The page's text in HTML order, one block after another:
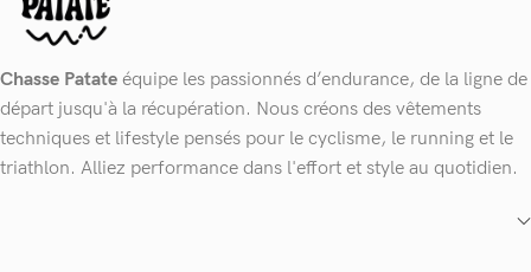
Chasse Patate équipe les passionnés d’endurance, de la ligne de
départ jusqu'à la récupération. Nous créons des vêtements
techniques et lifestyle pensés pour le cyclisme, le running et le
triathlon. Alliez performance dans l'effort et style au quotidien.